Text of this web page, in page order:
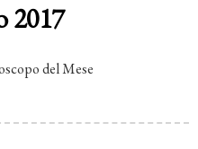
2017
del Mese